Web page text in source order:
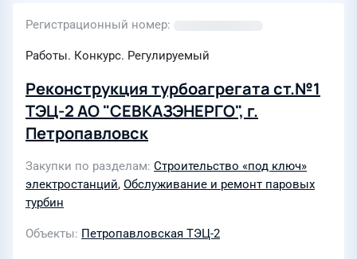
Регистрационный номер
Работы. Конкурс. Регулируемый
Реконструкция турбоагрегата ст.№1
ТЭЦ-2 АО "СЕВКАЗЭНЕРГО", г.
Петропавловск
Закупки по разделам Строительство «под ключ»
электростанций, Обслуживание и ремонт паровых
турбин
Объекты Петропавловская ТЭЦ-2